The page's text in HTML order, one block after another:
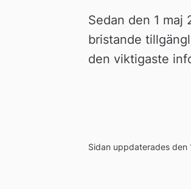
Sedan den 1
bristande
den viktigaste
Sidan uppdaterades den